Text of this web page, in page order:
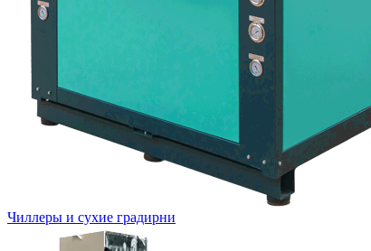
Чиллеры и сухие градирни